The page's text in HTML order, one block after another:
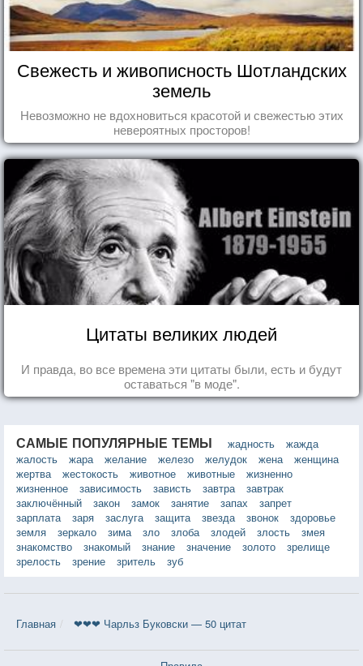
Свежесть и живописность Шотландских
земель
Невозможно не вдохновиться красотой и свежестью этих
невероятных просторов!
Цитаты великих людей
И правда, во все времена эти цитаты были, есть и будут
оставаться "в моде".
САМЫЕ ПОПУЛЯРНЫЕ ТЕМЫ жадность
жажда
жалость
жара желание железо желудок жена
женщина
жертва
жестокость животное животные
жизненно
жизненное
зависимость зависть завтра
завтрак
заключённый
закон замок занятие запах
запрет
зарплата
заря заслуга защита звезда звонок
здоровье
земля
зеркало зима зло злоба злодей злость
змея
знакомство
знакомый знание значение золото
зрелище
зрелость
зрение зритель зуб
Главная ❤❤❤ Чарльз Буковски — 50 цитат